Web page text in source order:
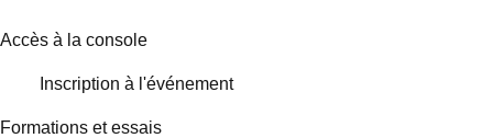
Accès à la console
Inscription à l'événement
Formations et essais